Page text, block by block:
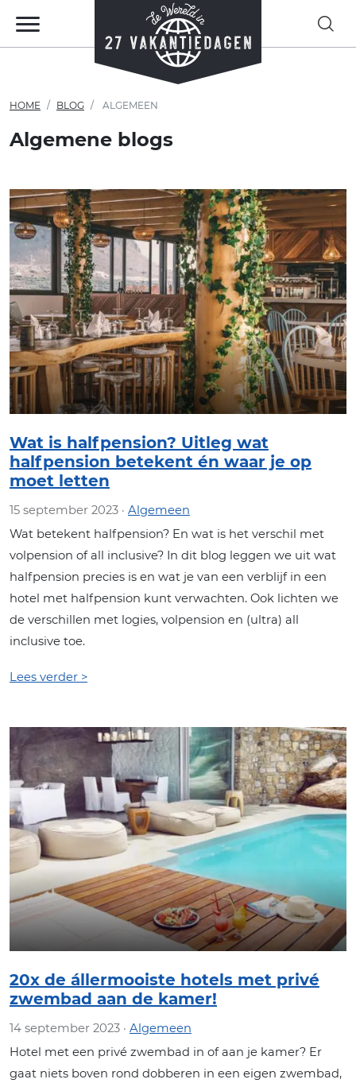
HOME BLOG ALGEMEEN
Algemene blogs
Wat is halfpension? Uitleg wat
halfpension betekent én waar je op
moet letten
15 september 2023 · Algemeen
Wat betekent halfpension? En wat is het verschil met
volpension of all inclusive? In dit blog leggen we uit wat
halfpension precies is en wat je van een verblijf in een
hotel met halfpension kunt verwachten. Ook lichten we
de verschillen met logies, volpension en (ultra) all
inclusive toe.
Lees verder >
20x de állermooiste hotels met privé
zwembad aan de kamer!
14 september 2023 · Algemeen
Hotel met een privé zwembad in of aan je kamer? Er
gaat niets boven rond dobberen in een eigen zwembad,